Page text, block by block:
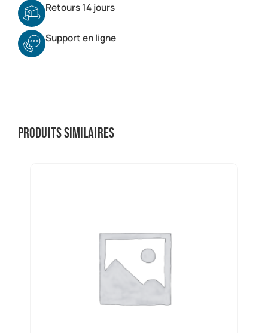
Retours 14 jours
Support en ligne
Produits similaires